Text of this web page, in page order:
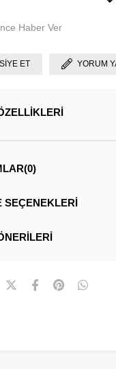
Haber Ver
ET YORUM
(0)
SEÇENEKLERI